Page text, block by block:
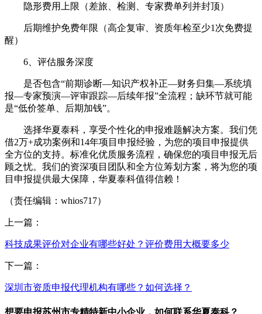
隐形费用上限（差旅、检测、专家费单列并封顶）
后期维护免费年限（高企复审、资质年检至少1次免费提
醒）
6、评估服务深度
是否包含“前期诊断—知识产权补正—财务归集—系统填
报—专家预演—评审跟踪—后续年报”全流程；缺环节就可能
是“低价签单、后期加钱”。
选择华夏泰科，享受个性化的申报难题解决方案。我们凭
借2万+成功案例和14年项目申报经验，为您的项目申报提供
全方位的支持。标准化优质服务流程，确保您的项目申报无后
顾之忧。我们的资深项目团队和全方位筹划方案，将为您的项
目申报提供最大保障，华夏泰科值得信赖！
（责任编辑：whios717）
上一篇：
科技成果评价对企业有哪些好处？评价费用大概要多少
下一篇：
深圳市资质申报代理机构有哪些？如何选择？